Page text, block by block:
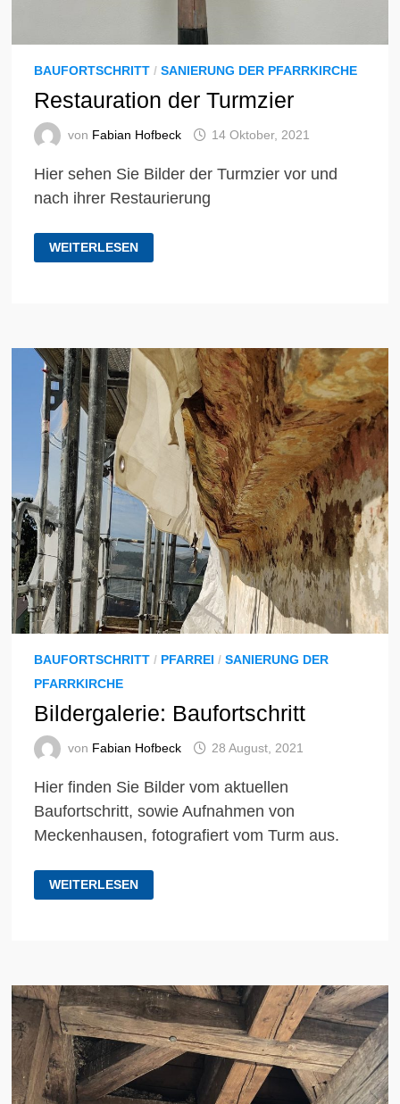
BAUFORTSCHRITT /SANIERUNG DER PFARRKIRCHE
Restauration der Turmzier
von Fabian Hofbeck 14 Oktober, 2021
Hier sehen Sie Bilder der Turmzier vor und
nach ihrer Restaurierung
RESTAURATION
DER
TURMZIER
WEITERLESEN
BAUFORTSCHRITT / PFARREI /SANIERUNG DER
PFARRKIRCHE
Bildergalerie: Baufortschritt
von Fabian Hofbeck 28 August, 2021
Hier finden Sie Bilder vom aktuellen
Baufortschritt, sowie Aufnahmen von
Meckenhausen, fotografiert vom Turm aus.
BILDERGALERIE:
BAUFORTSCHRITT
WEITERLESEN